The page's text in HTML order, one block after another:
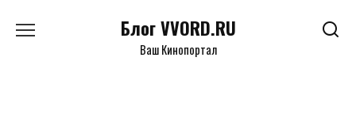
Блог VVORD.RU
Ваш Кинопортал